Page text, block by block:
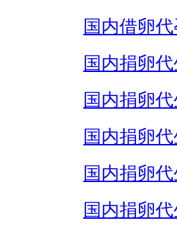
国内借卵代
国内捐卵
国内捐卵
国内捐卵
国内捐卵
国内捐卵代